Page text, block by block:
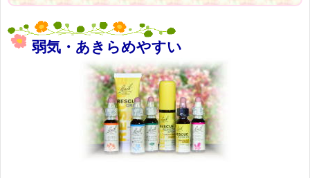
弱気・あきらめやすい